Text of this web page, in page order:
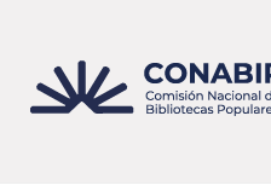
contenido
principal